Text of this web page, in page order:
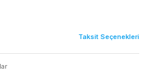
Taksit Seçenekleri